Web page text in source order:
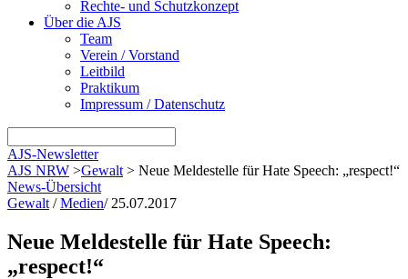
Rechte- und Schutzkonzept
Über die AJS
Team
Verein / Vorstand
Leitbild
Praktikum
Impressum / Datenschutz
AJS-Newsletter
AJS NRW >Gewalt > Neue Meldestelle für Hate Speech: „respect!“
News-Übersicht
Gewalt /Medien/ 25.07.2017
Neue Meldestelle für Hate Speech:
„respect!“